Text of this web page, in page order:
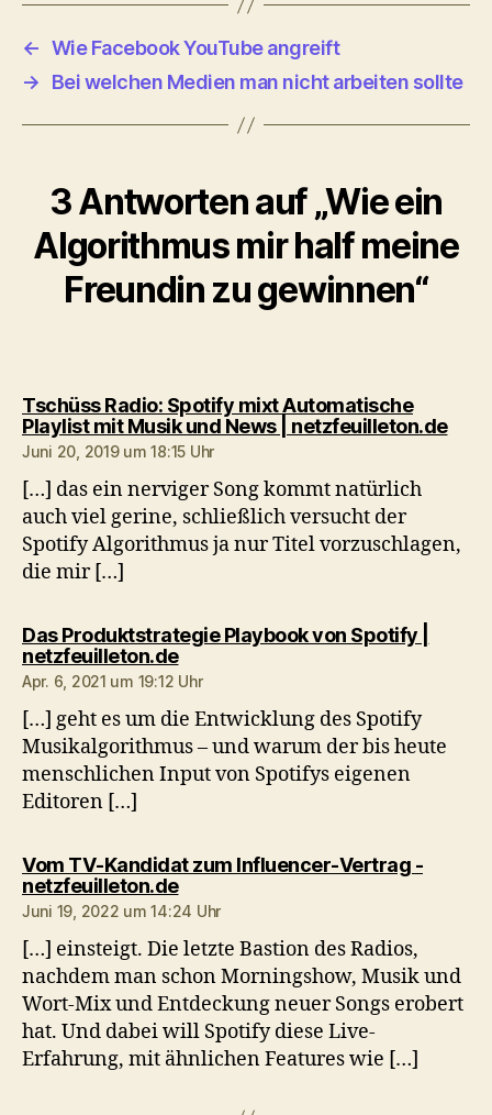
← Wie Facebook YouTube angreift
→
Bei welchen Medien man nicht arbeiten sollte
3 Antworten auf „Wie ein
Algorithmus mir half meine
Freundin zu gewinnen“
Tschüss Radio: Spotify mixt Automatische
Playlist mit Musik und News | netzfeuilleton.desagt:
Juni 20, 2019 um 18:15 Uhr
[…] das ein nerviger Song kommt natürlich
auch viel gerine, schließlich versucht der
Spotify Algorithmus ja nur Titel vorzuschlagen,
die mir […]
Das Produktstrategie Playbook von Spotify |
netzfeuilleton.desagt:
Apr. 6, 2021 um 19:12 Uhr
[…] geht es um die Entwicklung des Spotify
Musikalgorithmus – und warum der bis heute
menschlichen Input von Spotifys eigenen
Editoren […]
Vom TV-Kandidat zum Influencer-Vertrag -
netzfeuilleton.desagt:
Juni 19, 2022 um 14:24 Uhr
[…] einsteigt. Die letzte Bastion des Radios,
nachdem man schon Morningshow, Musik und
Wort-Mix und Entdeckung neuer Songs erobert
hat. Und dabei will Spotify diese Live-
Erfahrung, mit ähnlichen Features wie […]